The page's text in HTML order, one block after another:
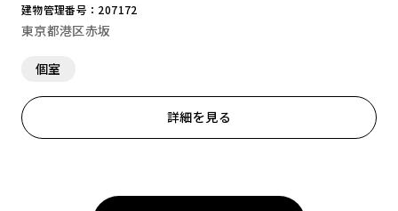
建物管理番号：207172
東京都港区赤坂
個室
詳細を見る